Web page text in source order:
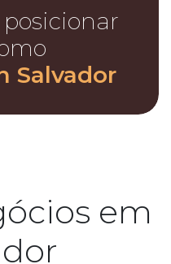
posicionar
Salvador
em